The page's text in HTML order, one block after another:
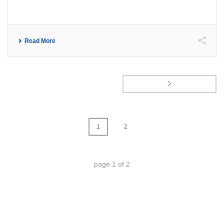
Read More
1 2
page 1 of 2